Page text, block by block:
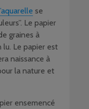
se
Le papier
graines à
lu. Le papier est
naissance à
la nature et
ensemencé